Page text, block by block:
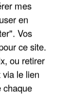
mes
en
Vos
ce site.
ou retirer
le lien
chaque